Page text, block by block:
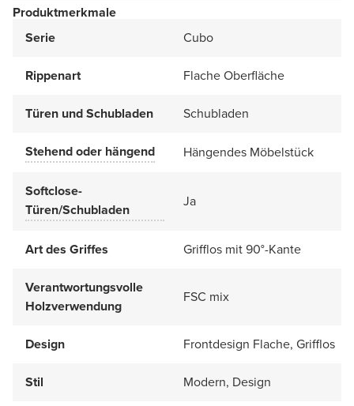
Produktmerkmale
Serie
Cubo
Rippenart Flache Oberfläche
Türen und Schubladen Schubladen
Stehend oder hängend Hängendes Möbelstück
Softclose-
Türen/Schubladen
Ja
Art des Griffes Grifflos mit 90°-Kante
Verantwortungsvolle
Holzverwendung
FSC mix
Design Frontdesign Flache, Grifflos
Stil Modern, Design